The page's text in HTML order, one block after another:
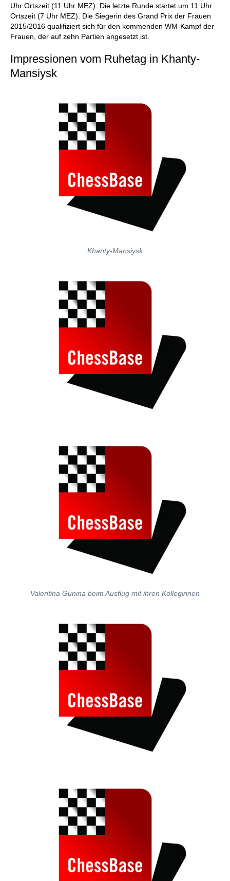
Uhr Ortszeit (11 Uhr MEZ). Die letzte Runde startet um 11 Uhr
Ortszeit (7 Uhr MEZ). Die Siegerin des Grand Prix der Frauen
2015/2016 qualifiziert sich für den kommenden WM-Kampf der
Frauen, der auf zehn Partien angesetzt ist.
Impressionen vom Ruhetag in Khanty-
Mansiysk
Khanty-Mansiysk
Valentina Gunina beim Ausflug mit ihren Kolleginnen